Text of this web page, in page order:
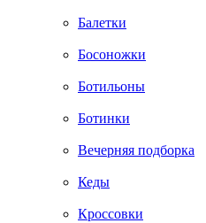
Балетки
Босоножки
Ботильоны
Ботинки
Вечерняя подборка
Кеды
Кроссовки